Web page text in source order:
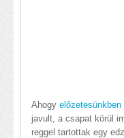
Ahogy előzetesünkben
javult, a csapat körül
reggel tartottak egy